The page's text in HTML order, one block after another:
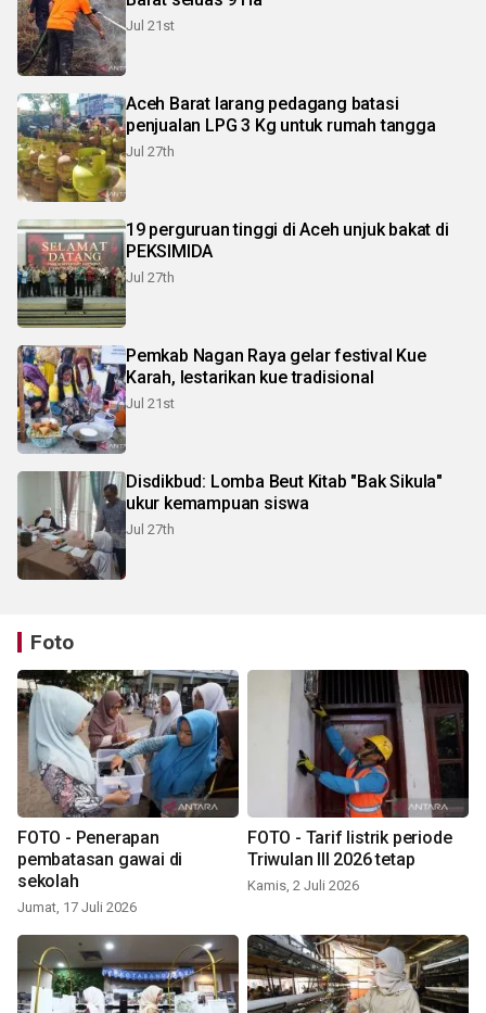
Jul 21st
Aceh Barat larang pedagang batasi
penjualan LPG 3 Kg untuk rumah tangga
Jul 27th
19 perguruan tinggi di Aceh unjuk bakat di
PEKSIMIDA
Jul 27th
Pemkab Nagan Raya gelar festival Kue
Karah, lestarikan kue tradisional
Jul 21st
Disdikbud: Lomba Beut Kitab "Bak Sikula"
ukur kemampuan siswa
Jul 27th
Foto
FOTO - Penerapan
pembatasan gawai di
sekolah
Jumat, 17 Juli 2026
FOTO - Tarif listrik periode
Triwulan III 2026 tetap
Kamis, 2 Juli 2026